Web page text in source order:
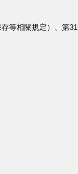
等相關規定）、第